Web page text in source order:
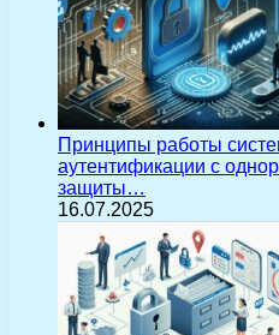
Принципы работы
аутентификации с
защиты…
16.07.2025